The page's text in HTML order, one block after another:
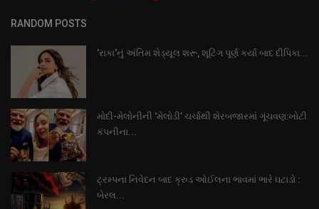
RANDOM POSTS
'રાકા'નું અંતિમ શેડ્યૂલ શરૂ, શૂટિંગ પૂર્ણ કર્યા બાદ દીપિકા...
મોદી-મેલોનીની ‘મેલોડી’ ચર્ચાથી શેરબજારમાં ગૂંચવણ:ખોટી
કંપનીના...
ટ્રમ્પના નિવેદન બાદ ક્રુડ ઓઈલના ભાવમાં ભારે ઘટાડો :
બેરલ...